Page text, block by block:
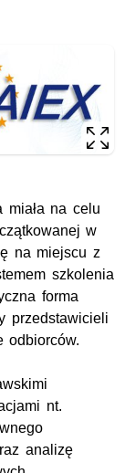
miała na celu
w
na miejscu z
szkolenia
forma
przedstawicieli
odbiorców.
nt.
analizę